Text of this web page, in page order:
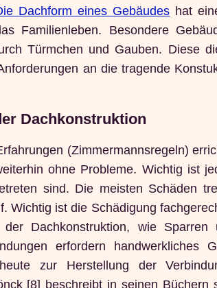
Dachform eines Gebäudes hat
Familienleben. Besondere
Türmchen und Gauben. Diese
an die tragende
Dachkonstruktion
(Zimmermannsregeln)
ohne Probleme. Wichtig ist
sind. Die meisten Schäden
Wichtig ist die Schädigung
Dachkonstruktion, wie Sparren
erfordern handwerkliches
zur Herstellung der
[8] beschreibt in seinen Büchern